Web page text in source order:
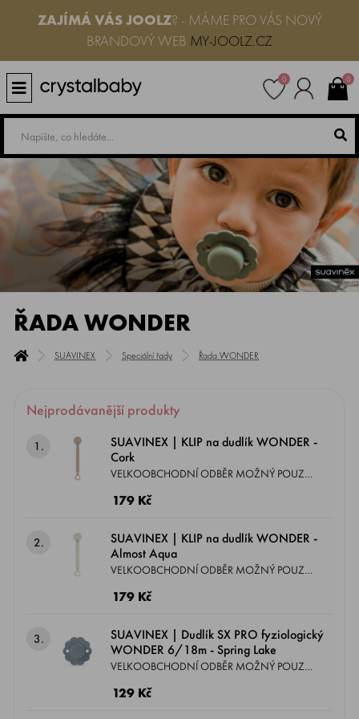
ZAJÍMÁ VÁS JOOLZ? - MÁME PRO VÁS NOVÝ
BRANDOVÝ WEB MY-JOOLZ.CZ
0 0
ŘADA WONDER
SUAVINEX Speciální řady Řada WONDER
Nejprodávanější produkty
1.
SUAVINEX | KLIP na dudlík WONDER -
Cork
VELKOOBCHODNÍ ODBĚR MOŽNÝ POUZE
DLE PODMÍNEK ZASLANÝCH EMAILEM.
a barevnost v jednom. Klip se silikonovou
hlavou, plochým páskem a silikonovým
připnout.
179 Kč
2.
SUAVINEX | KLIP na dudlík WONDER -
Almost Aqua
VELKOOBCHODNÍ ODBĚR MOŽNÝ POUZE
DLE PODMÍNEK ZASLANÝCH EMAILEM.
a barevnost v jednom. Klip se silikonovou
hlavou, plochým páskem a silikonovým
připnout.
179 Kč
3.
SUAVINEX | Dudlík SX PRO fyziologický
WONDER 6/18m - Spring Lake
VELKOOBCHODNÍ ODBĚR MOŽNÝ POUZE
DLE PODMÍNEK ZASLANÝCH EMAILEM.
129 Kč